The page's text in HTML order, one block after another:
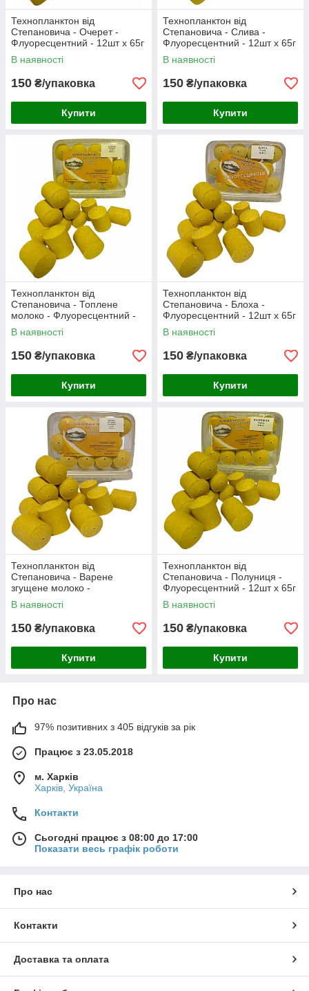
Технопланктон від
Степановича - Очерет -
Флуоресцентний - 12шт x 65г
В наявності
150 ₴/упаковка
Купити
Технопланктон від
Степановича - Слива -
Флуоресцентний - 12шт x 65г
В наявності
150 ₴/упаковка
Купити
Технопланктон від
Степановича - Топлене
молоко - Флуоресцентний -
12шт x 65г
В наявності
150 ₴/упаковка
Купити
Технопланктон від
Степановича - Блоха -
Флуоресцентний - 12шт x 65г
В наявності
150 ₴/упаковка
Купити
Технопланктон від
Степановича - Варене
згущене молоко -
Флуоресцентний - 12шт x 65г
В наявності
150 ₴/упаковка
Купити
Технопланктон від
Степановича - Полуниця -
Флуоресцентний - 12шт x 65г
В наявності
150 ₴/упаковка
Купити
Про нас
97% позитивних з 405 відгуків за рік
Працює з 23.05.2018
м. Харків
Харків, Україна
Контакти
Сьогодні працює з 08:00 до 17:00
Показати весь графік роботи
Про нас
Контакти
Доставка та оплата